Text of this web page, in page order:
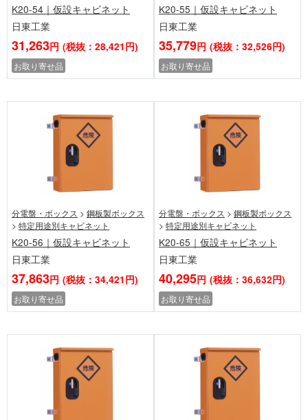
K20-54｜仮設キャビネット
日東工業
31,263円 (税抜：28,421円)
お取り寄せ品
K20-55｜仮設キャビネット
日東工業
35,779円 (税抜：32,526円)
お取り寄せ品
分電盤・ボックス > 鋼板製ボックス
> 特定用途別キャビネット
K20-56｜仮設キャビネット
日東工業
37,863円 (税抜：34,421円)
お取り寄せ品
分電盤・ボックス > 鋼板製ボックス
> 特定用途別キャビネット
K20-65｜仮設キャビネット
日東工業
40,295円 (税抜：36,632円)
お取り寄せ品